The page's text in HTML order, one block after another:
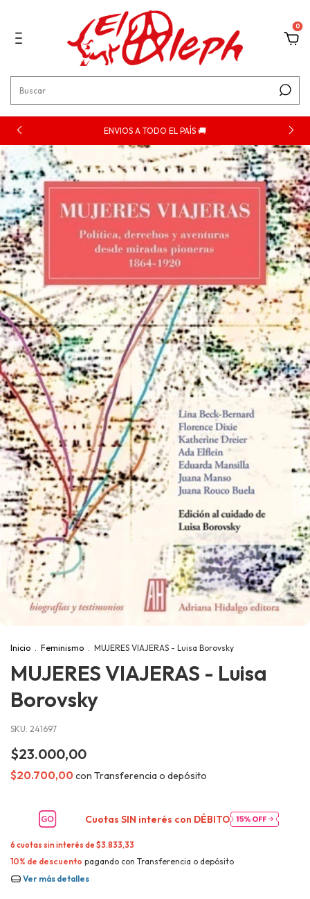
0
ENVIOS A TODO EL PAÍS 🚚
Inicio . Feminismo . MUJERES VIAJERAS - Luisa Borovsky
MUJERES VIAJERAS - Luisa
Borovsky
SKU: 241697
$23.000,00
$20.700,00 con Transferencia o depósito
Cuotas SIN interés con DÉBITO
6 cuotas sin interés de$3.833,33
10% de descuento pagando con Transferencia o depósito
Ver más detalles